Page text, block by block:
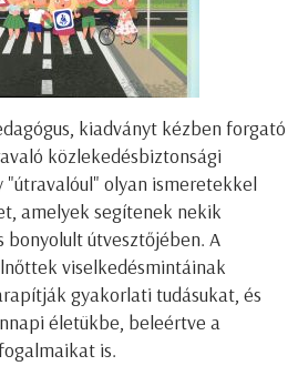
kiadványt kézben forgató
közlekedésbiztonsági
"útravalóul" olyan ismeretekkel
amelyek segítenek nekik
bonyolult útvesztőjében. A
viselkedésmintáinak
gyakorlati tudásukat, és
életükbe, beleértve a
is.